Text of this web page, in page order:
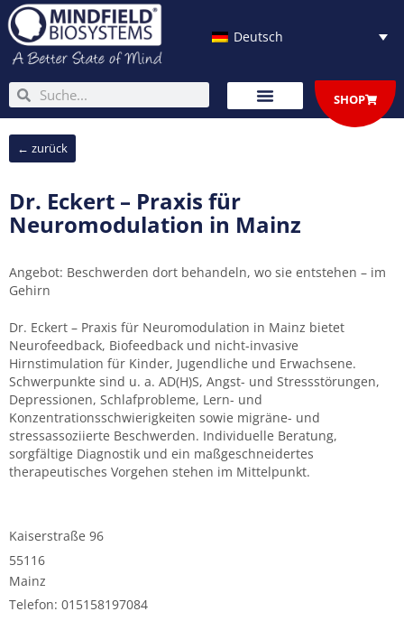
Zum
Inhalt
springen
Deutsch
SucheSuche SHOP
← zurück
Dr. Eckert – Praxis für
Neuromodulation in Mainz
Angebot: Beschwerden dort behandeln, wo sie entstehen – im
Gehirn
Dr. Eckert – Praxis für Neuromodulation in Mainz bietet
Neurofeedback, Biofeedback und nicht-invasive
Hirnstimulation für Kinder, Jugendliche und Erwachsene.
Schwerpunkte sind u. a. AD(H)S, Angst- und Stressstörungen,
Depressionen, Schlafprobleme, Lern- und
Konzentrationsschwierigkeiten sowie migräne- und
stressassoziierte Beschwerden. Individuelle Beratung,
sorgfältige Diagnostik und ein maßgeschneidertes
therapeutisches Vorgehen stehen im Mittelpunkt.
Kaiserstraße 96
55116
Mainz
Telefon: 015158197084